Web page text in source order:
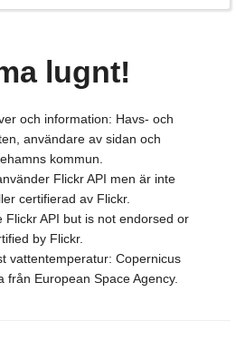
lugnt!
och information: Havs- och
användare av sidan och
kommun.
Flickr API men är inte
certifierad av Flickr.
Flickr API but is not endorsed or
by Flickr.
vattentemperatur: Copernicus
från European Space Agency.